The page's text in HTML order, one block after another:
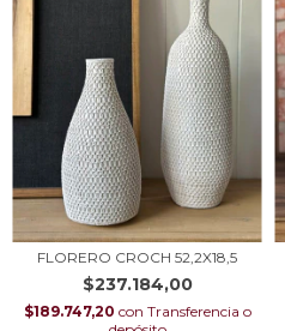
FLORERO CROCH 52,2X18,5
$237.184,00
$189.747,20 con Transferencia o